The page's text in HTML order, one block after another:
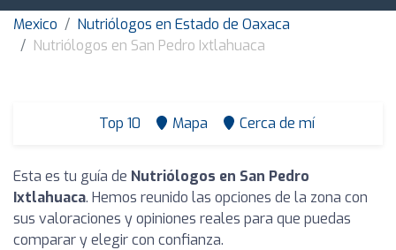
Mexico
Nutriólogos en Estado de Oaxaca
Nutriólogos en San Pedro Ixtlahuaca
Top 10 Mapa Cerca de mí
Esta es tu guía de Nutriólogos en San Pedro
Ixtlahuaca. Hemos reunido las opciones de la zona con
sus valoraciones y opiniones reales para que puedas
comparar y elegir con confianza.